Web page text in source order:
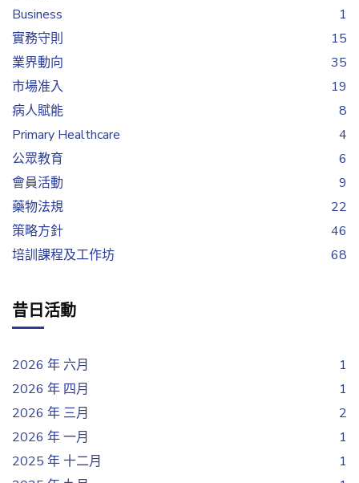
Business
1
實務守則
15
業界動向
35
市場准入
19
病人賦能
8
Primary Healthcare
4
公眾教育
6
會員活動
9
藥物法規
22
策略方針
46
培訓課程及工作坊
68
昔日活動
2026 年 六月
1
2026 年 四月
1
2026 年 三月
2
2026 年 一月
1
2025 年 十二月
1